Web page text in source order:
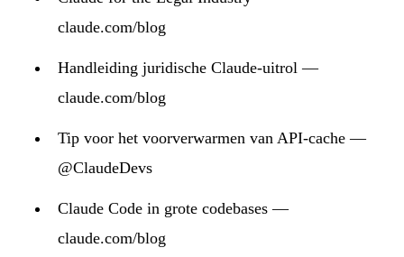
claude.com/blog
Handleiding juridische Claude-uitrol —
claude.com/blog
Tip voor het voorverwarmen van API-cache —
@ClaudeDevs
Claude Code in grote codebases —
claude.com/blog